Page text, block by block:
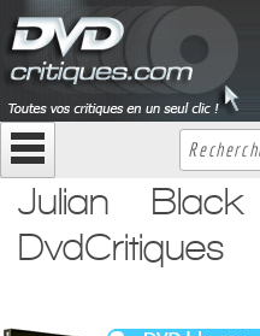
Julian
DvdCritiques